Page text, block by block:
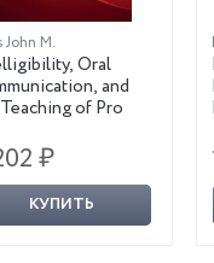
John M.
Oral
and
of Pro
₽
КУПИТЬ